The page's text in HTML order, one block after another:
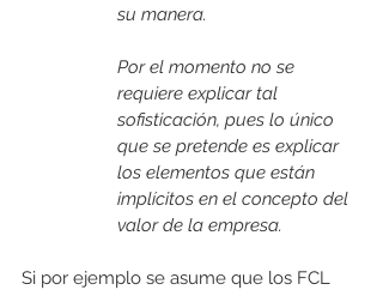
su manera.
Por el momento no se
requiere explicar tal
sofisticación, pues lo único
que se pretende es explicar
los elementos que están
implícitos en el concepto del
valor de la empresa.
Si por ejemplo se asume que los FCL